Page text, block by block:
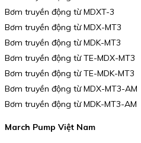
Bơm truyền động từ MDXT-3
Bơm truyền động từ MDX-MT3
Bơm truyền động từ MDK-MT3
Bơm truyền động từ TE-MDX-MT3
Bơm truyền động từ TE-MDK-MT3
Bơm truyền động từ MDX-MT3-AM
Bơm truyền động từ MDK-MT3-AM
March Pump Việt Nam